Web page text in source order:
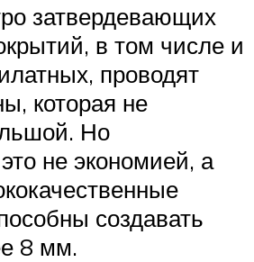
затвердевающих
в том числе и
проводят
которая не
Но
не экономией, а
создавать
8 мм.